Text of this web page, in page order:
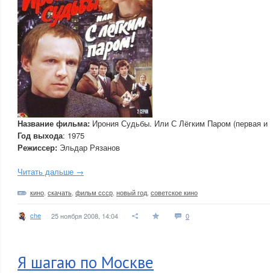
Название фильма: Ирония Судьбы. Или С Лёгким Паром (первая и
Год выхода: 1975
Режиссер: Эльдар Рязанов
Читать дальше →
кино скачать фильм ссср новый год советское кино
che 25 ноября 2008, 14:04 0
Я шагаю по Москве